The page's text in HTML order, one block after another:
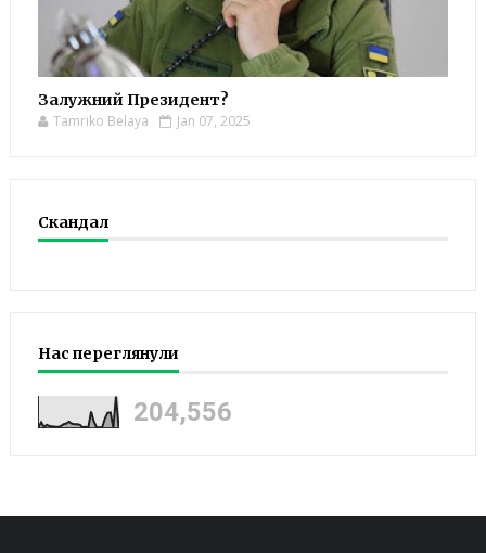
Залужний Президент?
Tamriko Belaya Jan 07, 2025
Скандал
Нас переглянули
204,556